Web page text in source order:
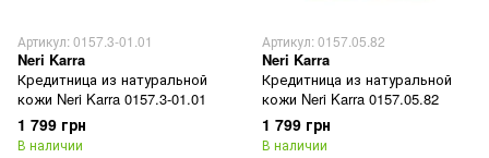
Артикул: 0157.3-01.01
Neri Karra
Кредитница из натуральной
кожи Neri Karra 0157.3-01.01
1 799 грн
В наличии
Артикул: 0157.05.82
Neri Karra
Кредитница из натуральной
кожи Neri Karra 0157.05.82
1 799 грн
В наличии